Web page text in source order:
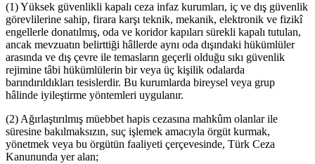
(1) Yüksek güvenlikli kapalı ceza infaz kurumları, iç ve dış güvenlik
görevlilerine sahip, firara karşı teknik, mekanik, elektronik ve fizikî
engellerle donatılmış, oda ve koridor kapıları sürekli kapalı tutulan,
ancak mevzuatın belirttiği hâllerde aynı oda dışındaki hükümlüler
arasında ve dış çevre ile temasların geçerli olduğu sıkı güvenlik
rejimine tâbi hükümlülerin bir veya üç kişilik odalarda
barındırıldıkları tesislerdir. Bu kurumlarda bireysel veya grup
hâlinde iyileştirme yöntemleri uygulanır.
(2) Ağırlaştırılmış müebbet hapis cezasına mahkûm olanlar ile
süresine bakılmaksızın, suç işlemek amacıyla örgüt kurmak,
yönetmek veya bu örgütün faaliyeti çerçevesinde, Türk Ceza
Kanununda yer alan;